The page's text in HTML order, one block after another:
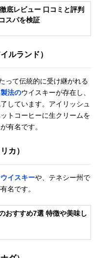
底レビュー 口コミと評判
スパを検証
ルランド）
って伝統的に受け継がれる
法のウイスキーが存在し、
しています。アイリッシュ
トコーヒーに生クリームを
有名です。
カ）
イスキーや、テネシー州で
名です。
おすすめ7選 特徴や美味し